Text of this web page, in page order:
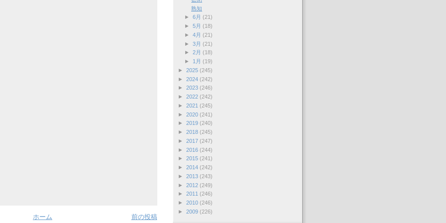
前の投稿
ホーム
熟知
► 6月 (21)
► 5月 (18)
► 4月 (21)
► 3月 (21)
► 2月 (18)
►
1月 (19)
► 2025 (245)
► 2024 (242)
► 2023 (246)
► 2022 (242)
► 2021 (245)
► 2020 (241)
► 2019 (240)
► 2018 (245)
► 2017 (247)
► 2016 (244)
► 2015 (241)
► 2014 (242)
► 2013 (243)
► 2012 (249)
► 2011 (246)
► 2010 (246)
► 2009 (226)